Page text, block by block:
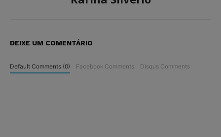
DEIXE UM COMENTÁRIO
Default Comments (0) Facebook Comments Disqus Comments